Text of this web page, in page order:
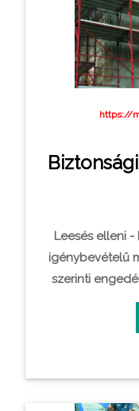
https://
Leesés elleni
igénybevételű
szerinti